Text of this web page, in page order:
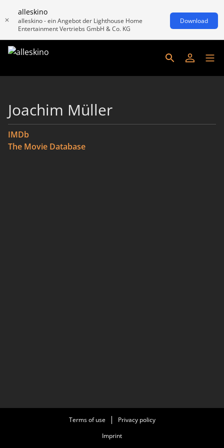
alleskino
alleskino - ein Angebot der Lighthouse Home
Entertainment Vertriebs GmbH & Co. KG
Download
Joachim Müller
IMDb
The Movie Database
Terms of use
Privacy policy
Imprint